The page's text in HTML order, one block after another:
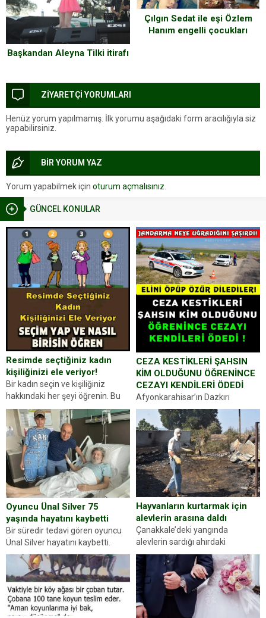
GÜNCEL KONULAR
Resimde seçtiğiniz kadın
kişiliğinizi ele veriyor!
Bir kadın seçin ve kişiliğiniz
hakkındaki her şeyi öğrenin. Bu
kez karşınıza oldukça farklı bir
kişilik testiyle çıkıyoruz. Resimde
gördüğünüz kadın figürlerinden
dikkatinizi en...
CEZA KESTİKLERİ ŞAHSIN
KİM OLDUĞUNU ÖĞRENİNCE
CEZAYI KENDİLERİ ÖDEDİ
Afyonkarahisar’ın Dazkırı
ilçesinde trafik uygulaması
yapan jandarma ekipleri
durdurdukları bir otomobilin
sürücüsünden ehliyet ve ruhsat
sorup belgelerini istedi. Sürücü
Abdurrahman Ö.nün verdiği
evraklarda eksik olduğunu...
Oyuncu Ünal Silver 75
yaşında hayatını kaybetti
Bir süredir tedavi gören oyuncu
Ünal Silver hayatını kaybetti.
Haberi, oyuncunun menajerlik
ajansı duyurdu. Renda Güner,
sosyal medya hesabında “Usta
Oyuncumuz ve çok değerli
dostumuz...
Hayvanların kurtarmak için
alevlerin arasına daldı
Çanakkale’deki yangında
alevlerin sardığı ahırdaki
hayvanlarını kurtarmak isteyen
Zeki Demir (66) ölümden döndü.
Yüzünde ve ellerinde yanıklar
oluşan Demir, kâbus dolu anları
anlattı… Merkeze bağlı...
Başkandan Aleyna Tilki itirafı
Çılgın Sedat ile eşi Özlem
Hanım engelli çocukları
ZİYARETÇİ YORUMLARI
Henüz yorum yapılmamış. İlk yorumu aşağıdaki form aracılığıyla siz
yapabilirsiniz.
BİR YORUM YAZ
Yorum yapabilmek için oturum açmalısınız